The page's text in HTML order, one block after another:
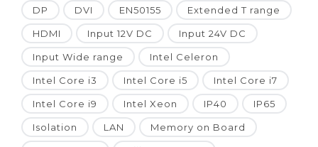
DP DVI EN50155 Extended T range
HDMI Input 12V DC Input 24V DC
Input Wide range Intel Celeron
Intel Core i3 Intel Core i5 Intel Core i7
Intel Core i9 Intel Xeon IP40 IP65
Isolation LAN Memory on Board